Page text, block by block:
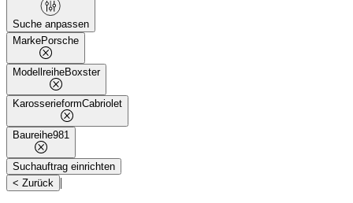
Suche anpassen
MarkePorsche
ModellreiheBoxster
KarosserieformCabriolet
Baureihe981
Suchauftrag einrichten
< Zurück |